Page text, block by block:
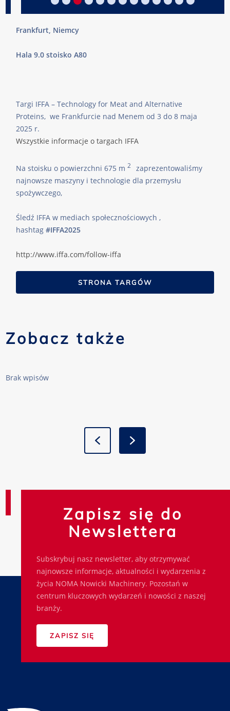
Frankfurt, Niemcy
Hala 9.0 stoisko A80
Targi IFFA – Technology for Meat and Alternative
Proteins, we Frankfurcie nad Menem od 3 do 8 maja
2025 r.
Wszystkie informacje o targach IFFA
Na stoisku o powierzchni 675 m2
zaprezentowaliśmy
najnowsze maszyny i technologie dla przemysłu
spożywczego,
Śledź IFFA w mediach społecznościowych ,
hashtag#IFFA2025
http://www.iffa.com/follow-iffa
STRONA TARGÓW
Zobacz także
Brak wpisów
Zapisz się do
Newslettera
Subskrybuj nasz newsletter, aby otrzymywać
najnowsze informacje, aktualności i wydarzenia z
życia NOMA Nowicki Machinery. Pozostań w
centrum kluczowych wydarzeń i nowości z naszej
branży.
ZAPISZ SIĘ